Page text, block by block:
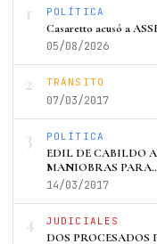
1 POLÍTICA
Casaretto acusó a
05/08/2026
2 TRÁNSITO
07/03/2017
3 POLÍTICA
EDIL DE CABILDO
MANIOBRAS
14/03/2017
4 JUDICIALES
DOS